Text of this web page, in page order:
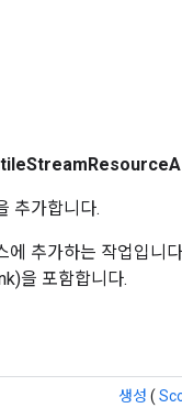
추가합니다.
에 추가하는 작업입니
을 포함합니다.
생성 (